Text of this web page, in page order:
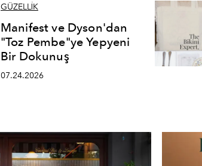
GÜZELLİK
Manifest ve Dyson'dan
"Toz Pembe"ye Yepyeni
Bir Dokunuş
07.24.2026